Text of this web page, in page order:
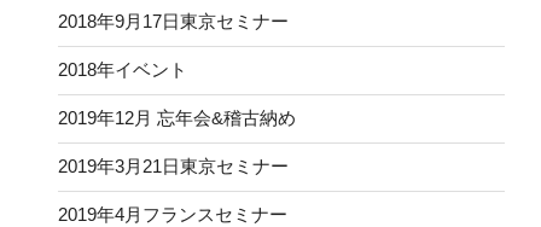
2018年9月17日東京セミナー
2018年イベント
2019年12月 忘年会&稽古納め
2019年3月21日東京セミナー
2019年4月フランスセミナー